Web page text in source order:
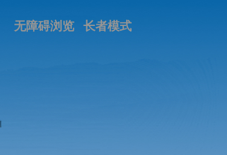
长者模式
无障碍浏览